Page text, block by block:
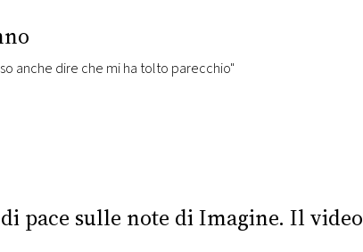
stilista rivela: "la vita mi ha premiato. Ma posso anche dire che mi ha tolto parecchio"
pace sulle note di Imagine. Il video